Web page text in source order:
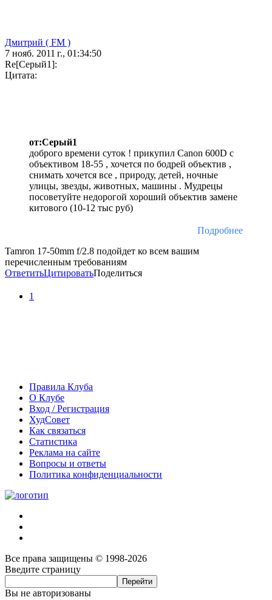
Дмитрий ( FM )
7 нояб. 2011 г., 01:34:50
Re[Серый1]:
Цитата:
от:Серый1
доброго времени суток ! прикупил Canon 600D с
объективом 18-55 , хочется по бодрей объектив ,
снимать хочется все , природу, детей, ночные
улицы, звезды, животных, машины . Мудрецы
посоветуйте недорогой хороший объектив замене
китового (10-12 тыс руб)
Подробнее
Tamron 17-50mm f/2.8 подойдет ко всем вашим
перечисленным требованиям
ОтветитьЦитироватьПоделиться
1
Правила Клуба
О Клубе
Вход / Регистрация
ХудСовет
Как связаться
Статистика
Реклама на сайте
Вопросы и ответы
Политика конфиденциальности
Все права защищены © 1998-2026
Введите страницу
Вы не авторизованы